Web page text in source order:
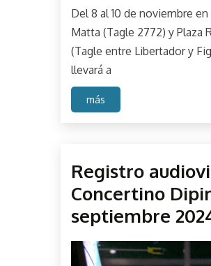
Del 8 al 10 de noviembre
Matta (Tagle 2772) y Plaza
(Tagle entre Libertador y
llevará a
más
Crudo
Evento
Expos
Performance
TACHA
Registro
Concertino
septiembre
September
parselis